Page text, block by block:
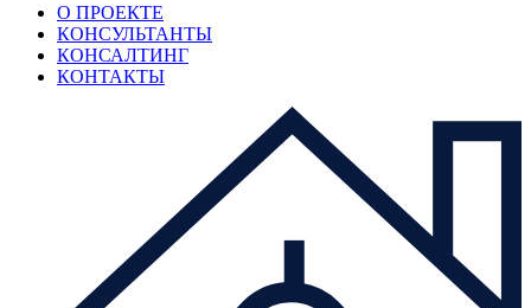
О ПРОЕКТЕ
КОНСУЛЬТАНТЫ
КОНСАЛТИНГ
КОНТАКТЫ